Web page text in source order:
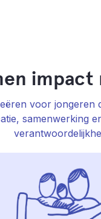
impact
voor jongeren
samenwerking